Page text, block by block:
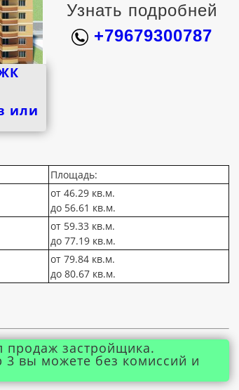
или
Узнать подробней
+79679300787
Площадь:
от 46.29 кв.м.
до 56.61 кв.м.
от 59.33 кв.м.
до 77.19 кв.м.
от 79.84 кв.м.
до 80.67 кв.м.
продаж застройщика.
3 вы можете без комиссий и